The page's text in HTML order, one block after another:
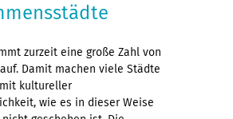
zurzeit eine große Zahl von
Damit machen viele Städte
kultureller
wie es in dieser Weise